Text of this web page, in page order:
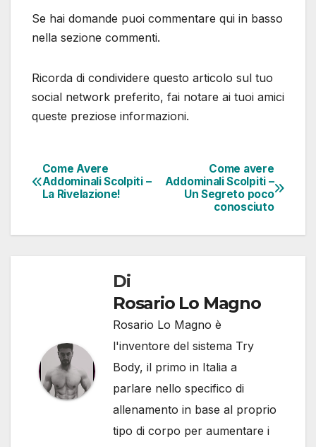
Se hai domande puoi commentare qui in basso
nella sezione commenti.
Ricorda di condividere questo articolo sul tuo
social network preferito, fai notare ai tuoi amici
queste preziose informazioni.
Come avere
Addominali Scolpiti –
Un Segreto poco
conosciuto
Come Avere
Addominali Scolpiti –
La Rivelazione!
Di
Rosario Lo Magno
Rosario Lo Magno è
l'inventore del sistema Try
Body, il primo in Italia a
parlare nello specifico di
allenamento in base al proprio
tipo di corpo per aumentare i